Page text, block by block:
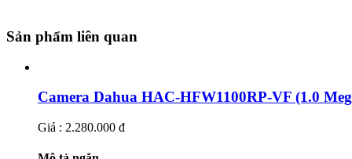
Sản phẩm liên quan
Camera Dahua HAC-HFW1100RP-VF (1.0
Giá : 2.280.000 đ